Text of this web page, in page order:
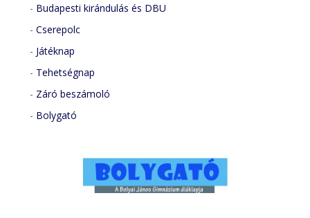
- Budapesti kirándulás és DBU
-Cserepolc
- Játéknap
- Tehetségnap
- Záró beszámoló
- Bolygató